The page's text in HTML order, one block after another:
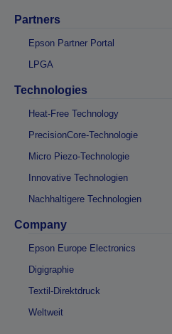
Partners
Epson Partner Portal
LPGA
Technologies
Heat-Free Technology
PrecisionCore-Technologie
Micro Piezo-Technologie
Innovative Technologien
Nachhaltigere Technologien
Company
Epson Europe Electronics
Digigraphie
Textil-Direktdruck
Weltweit